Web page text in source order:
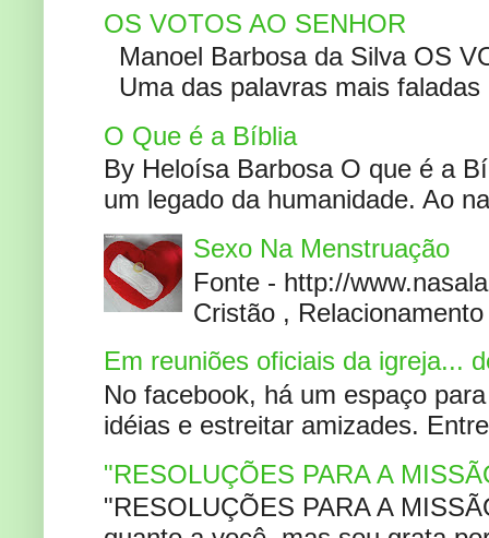
OS VOTOS AO SENHOR
Manoel Barbosa da Silva OS
Uma das palavras mais
O Que é a Bíblia
By Heloísa Barbosa O que é a
um legado da humanidade. Ao
Sexo Na Menstruação
Fonte - http://
Cristão ,
Em reuniões oficiais da igreja...
No facebook, há um espaço
idéias e estreitar amizades.
"RESOLUÇÕES PARA A
"RESOLUÇÕES PARA A